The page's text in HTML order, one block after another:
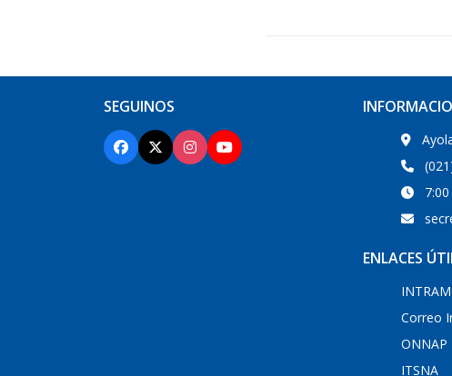
SEGUINOS
ENLACES
Correo
ONNAP
ITSNA